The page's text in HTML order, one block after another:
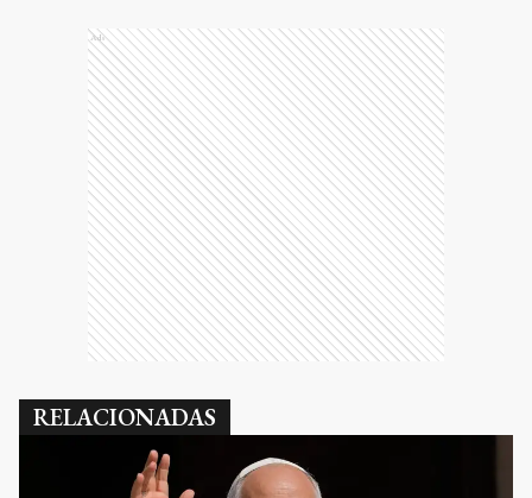
Ads
RELACIONADAS